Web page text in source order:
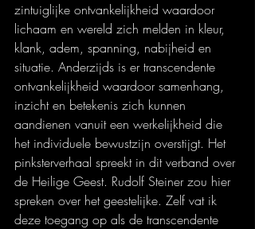
zintuiglijke ontvankelijkheid waardoor
lichaam en wereld zich melden in kleur,
klank, adem, spanning, nabijheid en
situatie. Anderzijds is er transcendente
ontvankelijkheid waardoor samenhang,
inzicht en betekenis zich kunnen
aandienen vanuit een werkelijkheid die
het individuele bewustzijn overstijgt. Het
pinksterverhaal spreekt in dit verband over
de Heilige Geest. Rudolf Steiner zou hier
spreken over het geestelijke. Zelf vat ik
deze toegang op als de transcendente